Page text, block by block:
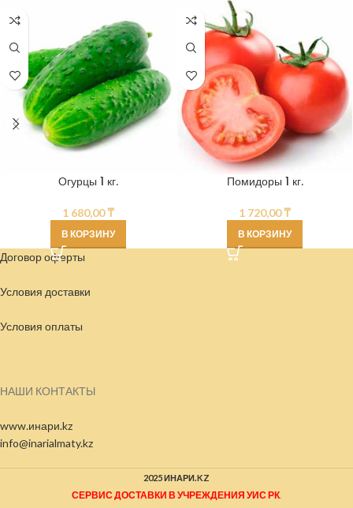
Огурцы 1 кг.
1 680,00₸
В КОРЗИНУ
Помидоры 1 кг.
1 720,00₸
В КОРЗИНУ
Договор оферты
Условия доставки
Условия оплаты
НАШИ КОНТАКТЫ
www.инари.kz
info@inarialmaty.kz
2025 ИНАРИ.KZ
СЕРВИС ДОСТАВКИ В УЧРЕЖДЕНИЯ УИС РК